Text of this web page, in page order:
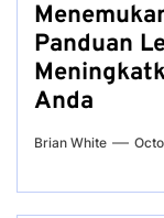
Panduan
Anda
Brian White